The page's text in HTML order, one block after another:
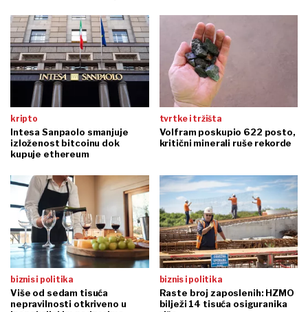
kripto
Intesa Sanpaolo smanjuje
izloženost bitcoinu dok
kupuje ethereum
tvrtke i tržišta
Volfram poskupio 622 posto,
kritični minerali ruše rekorde
biznis i politika
Više od sedam tisuća
nepravilnosti otkriveno u
biznis i politika
Raste broj zaposlenih: HZMO
bilježi 14 tisuća osiguranika